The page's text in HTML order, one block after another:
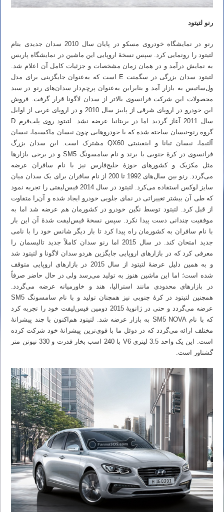
رنو لتیتود
رنو در نمایشگاه خودروی مسکو در پایان سال 2010 سدان جدیدی بنام
لتیتود را رونمایی کرد. سپس نسخهٔ اروپایی این ماشین در نمایشگاه پاریس
به نمایش درآمد و در همان زمان مشخصات و جزئیات کامل آن اعلام شد.
لتیتود سدان بزرگی در سگمنت E است که به‌عنوان جایگزینی برای مدل
ول‌ساتیس به بازار آمد و بنابراین به‌عنوان پرچم‌دار سدان‌های رنو در سبد
محصولات این شرکت فرانسوی بالاتر از سدان لاگونا قرار گرفت. فروش
این خودرو در اروپای شرقی از پاییز سال 2010 و در اروپای غربی از اوایل
سال 2011 آغاز گردید اما در بریتانیا عرضه نشد. لتیتود روی پلت‌فرم D
گروه رنو-نیسان ساخته شده که با خودروهایی چون نیسان ماکسیما، نیسان
آلتیما، نیسان تیانا و اینفینیتی QX60 مشترک است. این سدان بزرگ
فرانسوی در کرهٔ جنوبی با برند و نام سامسونگ SM5 و در برخی بازارها
مثل مکزیک و کشورهای حوزهٔ خلیج‌فارس نیز با نام سافران عرضه
می‌گردد. رنو بین سال‌های 1992 تا 200 از نام سافران برای یک سدان میان
سایز لوکس استفاده می‌کرد. لتیتود در سال 2014 فیس‌لیفتی را تجربه نمود
که طی آن بیشتر تغییراتی در نمای جلویی خودرو ایجاد شده و آن‌را متفاوت
از قبل کرد. لتیتود توسط نگین خودرو در کشورمان هم عرضه شد اما به
موفقیت چندانی دست پیدا نکرد. سپس نسخهٔ فیس‌لیفت شدهٔ آن این بار
با نام سافران به کشورمان راه پیدا کرد تا بار دیگر شانس خود را با نامی
جدید امتحان کند. در سال 2015 اما رنو سدان کاملاً جدید تالیسمان را
معرفی کرد که در بازارهای اروپایی جایگزین هردو سدان لاگونا و لتیتود شد
و به همین دلیل عرضهٔ لتیتود از سال 2015 در بازارهای اروپایی متوقف
شده است؛ اما این ماشین هنوز به تولید می‌رسد ولی در حال حاضر صرفاً
در بازارهای محدودی مانند استرالیا، هند و خاورمیانه عرضه می‌گردد.
همچنین لتیتود در کرهٔ جنوبی نیز همچنان تولید و با نام سامسونگ SM5
عرضه می‌گردد و حتی در ژانویهٔ 2015 دومین فیس‌لیفت خود را تجربه کرد
که با نام SM5 NOVA به بازار عرضه شد. لتیتود هم‌اکنون با چند پیشرانهٔ
مختلف ارائه می‌گردد که در دوئل ما با قوی‌ترین پیشرانهٔ خود شرکت کرده
است. این یک واحد 3.5 لیتری V6 با 240 اسب بخار قدرت و 330 نیوتن متر
گشتاور است.